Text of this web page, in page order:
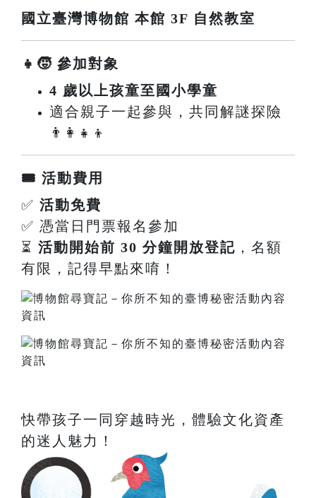
國立臺灣博物館 本館 3F 自然教室
👧🧒 參加對象
4 歲以上孩童至國小學童
適合親子一起參與，共同解謎探險
👨‍👩‍👧‍👦
🎟️ 活動費用
✅ 活動免費
✅ 憑當日門票報名參加
⏳ 活動開始前 30 分鐘開放登記 ，名額
有限，記得早點來唷！
快帶孩子一同穿越時光，體驗文化資產
的迷人魅力！